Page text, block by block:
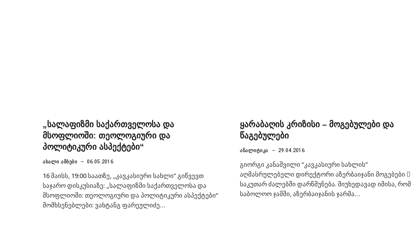
„სალაფიზმი საქართველოსა და
მსოფლიოში: თეოლოგიური და
პოლიტიკური ასპექტები“
ᲐᲮᲐᲚᲘ ᲐᲛᲑᲔᲑᲘ 06.05.2016
16 მაისს, 19:00 საათზე, ,,კავკასიური სახლი” გიწვევთ
საჯარო დისკუსიაზე: „სალაფიზმი საქართველოსა და
მსოფლიოში: თეოლოგიური და პოლიტიკური ასპექტები“
მომხსენებლები: ვახტანგ ფარეულიძე…
ყარაბაღის კრიზისი – მოგებულები და
წაგებულები
ᲐᲜᲐᲚᲘᲢᲘᲙᲐ 29.04.2016
გიორგი კანაშვილი “კავკასიური სახლის”
აღმასრულებელი დირექტორი აზერბაიჯანი მოგებები 
საკუთარ ძალებში დარწმუნება. მიუხედავად იმისა, რომ
საბოლოო ჯამში, აზერბაიჯანის ჯარმა…